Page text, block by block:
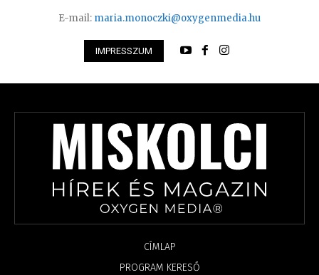
E-mail: maria.monoczki@oxygenmedia.hu
IMPRESSZUM
CÍMLAP
PROGRAM KERESŐ